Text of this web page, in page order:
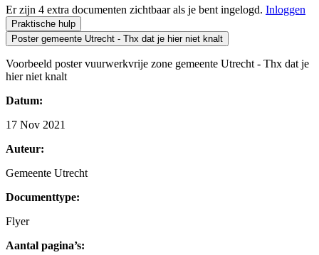
Er zijn 4 extra documenten zichtbaar als je bent ingelogd. Inloggen
Praktische hulp
Poster gemeente Utrecht - Thx dat je hier niet knalt
Voorbeeld poster vuurwerkvrije zone gemeente Utrecht - Thx dat je
hier niet knalt
Datum:
17 Nov 2021
Auteur:
Gemeente Utrecht
Documenttype:
Flyer
Aantal pagina’s: